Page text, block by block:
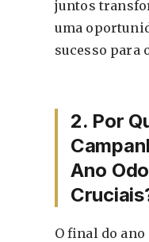
juntos
uma
sucesso para
2. Por
Ano
O final do